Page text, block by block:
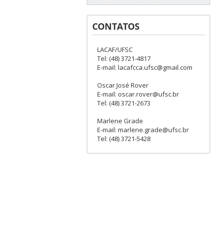
CONTATOS
LACAF/UFSC
Tel: (48) 3721-4817
E-mail: lacafcca.ufsc@gmail.com
Oscar José Rover
E-mail: oscar.rover@ufsc.br
Tel: (48) 3721-2673
Marlene Grade
E-mail: marlene.grade@ufsc.br
Tel: (48) 3721-5428